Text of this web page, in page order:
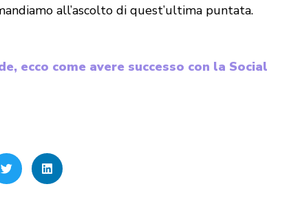
all’ascolto di quest’ultima puntata.
ecco come avere successo con la Social